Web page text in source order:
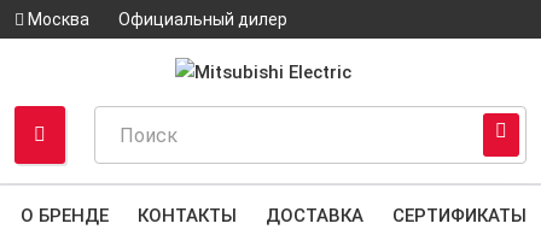
Москва Официальный дилер
О БРЕНДЕ КОНТАКТЫ ДОСТАВКА СЕРТИФИКАТЫ